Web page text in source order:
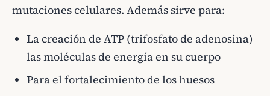
mutaciones celulares. Además sirve para:
La creación de ATP (trifosfato de adenosina)
las moléculas de energía en su cuerpo
Para el fortalecimiento de los huesos